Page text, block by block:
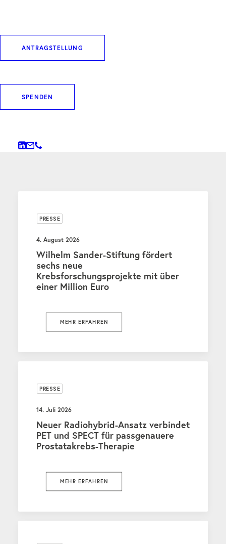
ANTRAGSTELLUNG
SPENDEN
PRESSE
4. August 2026
Wilhelm Sander-Stiftung fördert
sechs neue
Krebsforschungsprojekte mit über
einer Million Euro
MEHR ERFAHREN
PRESSE
14. Juli 2026
Neuer Radiohybrid-Ansatz verbindet
PET und SPECT für passgenauere
Prostatakrebs-Therapie
MEHR ERFAHREN